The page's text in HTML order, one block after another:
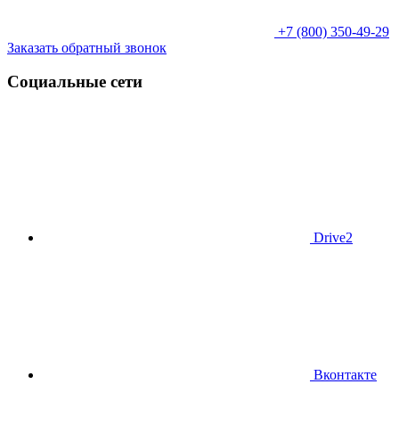
+7 (800) 350-49-29
Заказать обратный звонок
Социальные сети
Drive2
Вконтакте